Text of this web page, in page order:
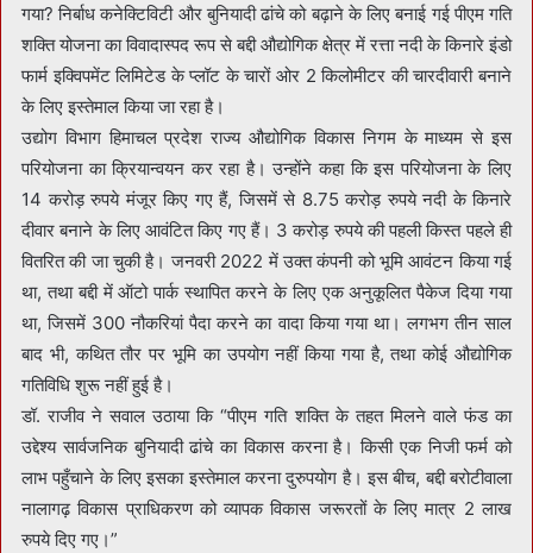
गया? निर्बाध कनेक्टिविटी और बुनियादी ढांचे को बढ़ाने के लिए बनाई गई पीएम गति
शक्ति योजना का विवादास्पद रूप से बद्दी औद्योगिक क्षेत्र में रत्ता नदी के किनारे इंडो
फार्म इक्विपमेंट लिमिटेड के प्लॉट के चारों ओर 2 किलोमीटर की चारदीवारी बनाने
के लिए इस्तेमाल किया जा रहा है।
उद्योग विभाग हिमाचल प्रदेश राज्य औद्योगिक विकास निगम के माध्यम से इस
परियोजना का क्रियान्वयन कर रहा है। उन्होंने कहा कि इस परियोजना के लिए
14 करोड़ रुपये मंजूर किए गए हैं, जिसमें से 8.75 करोड़ रुपये नदी के किनारे
दीवार बनाने के लिए आवंटित किए गए हैं। 3 करोड़ रुपये की पहली किस्त पहले ही
वितरित की जा चुकी है। जनवरी 2022 में उक्त कंपनी को भूमि आवंटन किया गई
था, तथा बद्दी में ऑटो पार्क स्थापित करने के लिए एक अनुकूलित पैकेज दिया गया
था, जिसमें 300 नौकरियां पैदा करने का वादा किया गया था। लगभग तीन साल
बाद भी, कथित तौर पर भूमि का उपयोग नहीं किया गया है, तथा कोई औद्योगिक
गतिविधि शुरू नहीं हुई है।
डॉ. राजीव ने सवाल उठाया कि “पीएम गति शक्ति के तहत मिलने वाले फंड का
उद्देश्य सार्वजनिक बुनियादी ढांचे का विकास करना है। किसी एक निजी फर्म को
लाभ पहुँचाने के लिए इसका इस्तेमाल करना दुरुपयोग है। इस बीच, बद्दी बरोटीवाला
नालागढ़ विकास प्राधिकरण को व्यापक विकास जरूरतों के लिए मात्र 2 लाख
रुपये दिए गए।”